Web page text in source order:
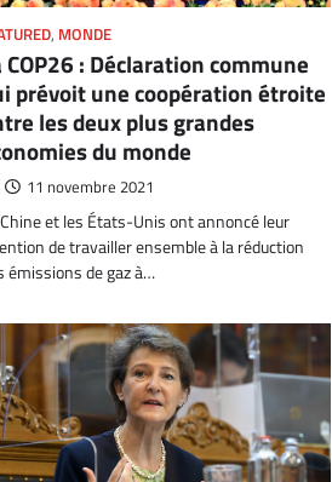
, MONDE
COP26 : Déclaration commune
prévoit une coopération étroite
les deux plus grandes
du monde
11 novembre 2021
et les États-Unis ont annoncé leur
de travailler ensemble à la réduction
émissions de gaz à…